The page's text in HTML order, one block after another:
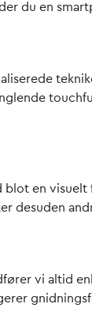
du en
en
desuden
vi altid